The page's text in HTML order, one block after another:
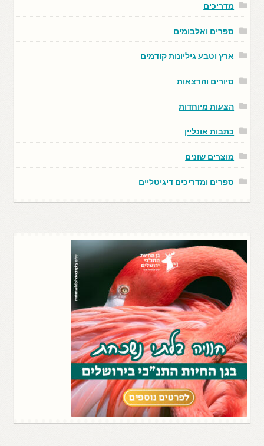
מדריכים
ספרים ואלבומים
ארץ וטבע גיליונות קודמים
סיורים והרצאות
הצעות מיוחדות
כתבות אונליין
מוצרים שונים
ספרים ומדריכים דיגיטליים